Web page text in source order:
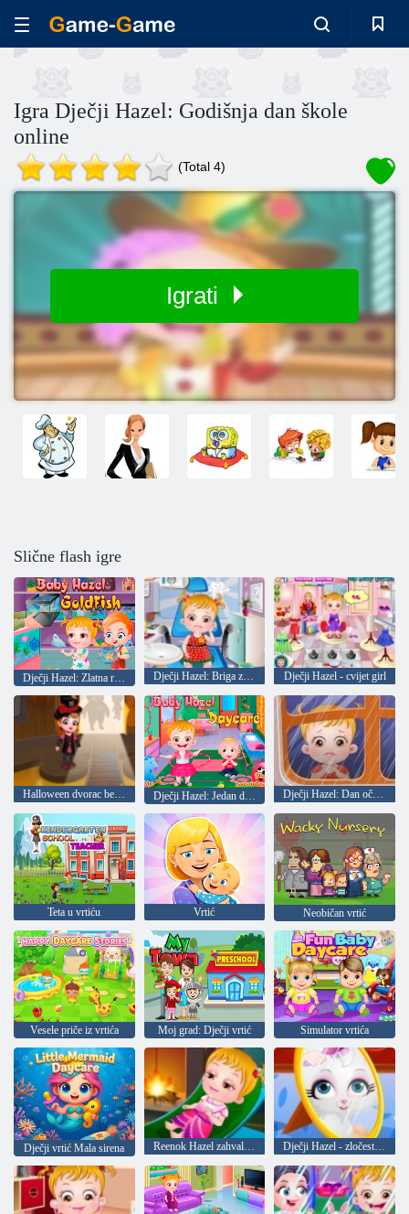
Igra Dječji Hazel: Godišnja dan škole
online
(Total 4)
Igrati
Slične flash igre
Dječji Hazel: Zlatna ribica Dječji Hazel: Briga za zube Dječji Hazel - cvijet girl
Halloween dvorac beba Hazel Dječji Hazel: Jedan dan u vrtiću Dječji Hazel: Dan očeva
Teta u vrtiću Vrtić Neobičan vrtić
Vesele priče iz vrtića Moj grad: Dječji vrtić Simulator vrtića
Dječji vrtić Mala sirena Reenok Hazel zahvalnosti dan Dječji Hazel - zločesta mačka